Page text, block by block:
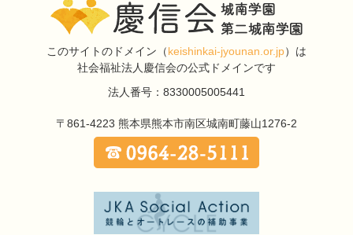
このサイトのドメイン （keishinkai-jyounan.or.jp）は
社会福祉法人慶信会の公式ドメインです
法人番号：8330005005441
〒861-4223 熊本県熊本市南区城南町藤山1276-2